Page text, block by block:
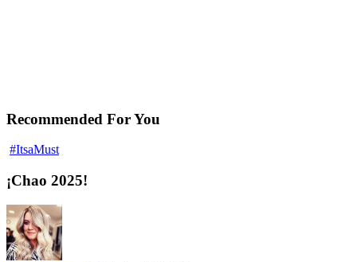
Recommended For You
#ItsaMust
¡Chao 2025!